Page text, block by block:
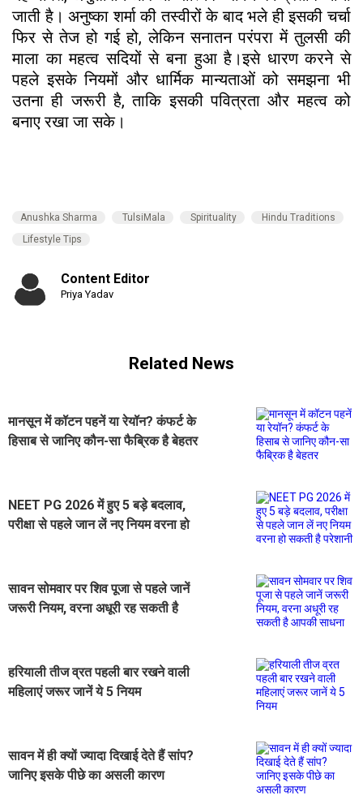
जाती है। अनुष्का शर्मा की तस्वीरों के बाद भले ही इसकी चर्चा
फिर से तेज हो गई हो, लेकिन सनातन परंपरा में तुलसी की
माला का महत्व सदियों से बना हुआ है।इसे धारण करने से
पहले इसके नियमों और धार्मिक मान्यताओं को समझना भी
उतना ही जरूरी है, ताकि इसकी पवित्रता और महत्व को
बनाए रखा जा सके।
Anushka Sharma TulsiMala Spirituality
Hindu Traditions
Lifestyle Tips
Content Editor
Priya Yadav
Related News
मानसून में कॉटन पहनें या रेयॉन? कंफर्ट के
हिसाब से जानिए कौन-सा फैब्रिक है बेहतर
NEET PG 2026 में हुए 5 बड़े बदलाव,
परीक्षा से पहले जान लें नए नियम वरना हो
सावन सोमवार पर शिव पूजा से पहले जानें
जरूरी नियम, वरना अधूरी रह सकती है
हरियाली तीज व्रत पहली बार रखने वाली
महिलाएं जरूर जानें ये 5 नियम
सावन में ही क्यों ज्यादा दिखाई देते हैं सांप?
जानिए इसके पीछे का असली कारण